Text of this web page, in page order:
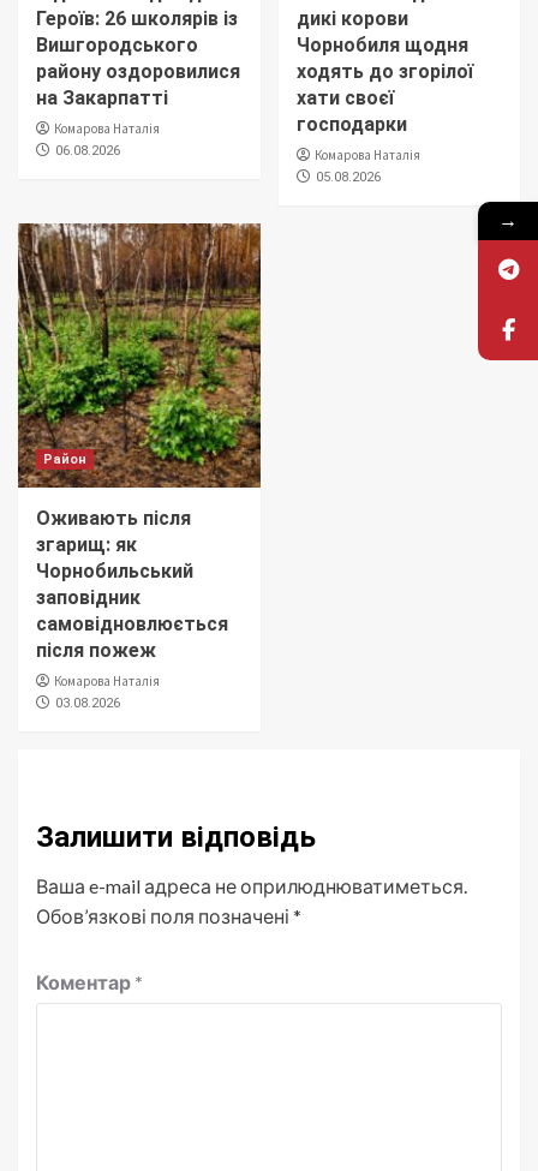
Героїв: 26 школярів із
Вишгородського
району оздоровилися
на Закарпатті
Комарова Наталія
06.08.2026
дикі корови
Чорнобиля щодня
ходять до згорілої
хати своєї
господарки
Комарова Наталія
05.08.2026
Район
Оживають після
згарищ: як
Чорнобильський
заповідник
самовідновлюється
після пожеж
Комарова Наталія
03.08.2026
Залишити відповідь
Ваша e-mail адреса не оприлюднюватиметься.
Обов’язкові поля позначені *
Коментар *
→